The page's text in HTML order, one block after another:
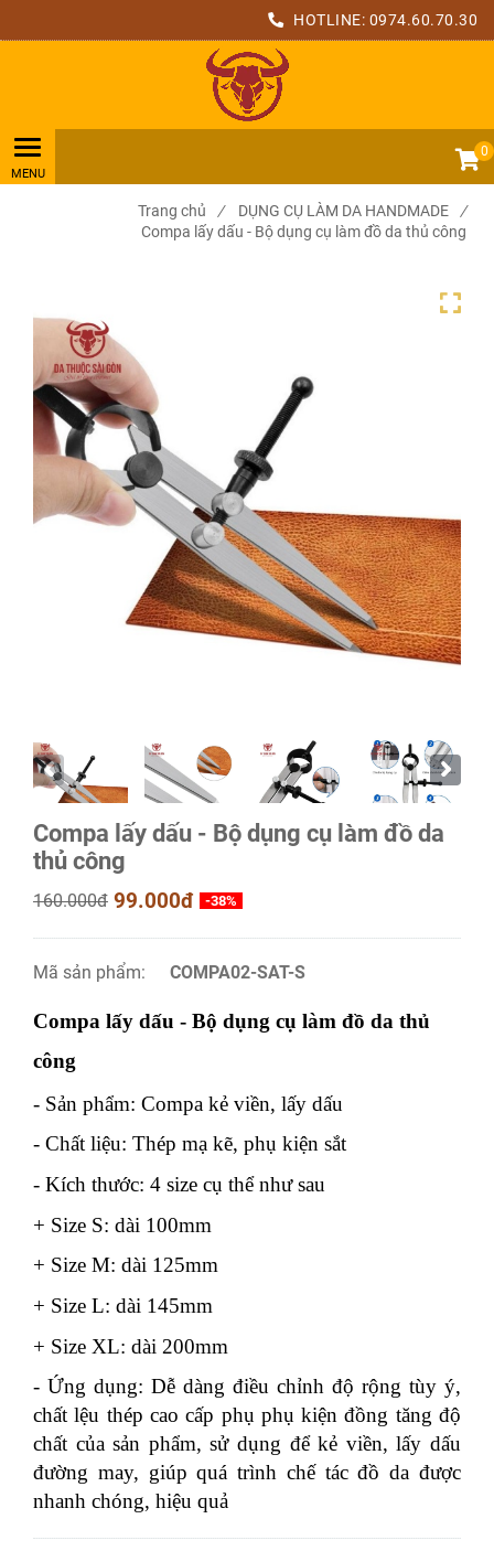
HOTLINE: 0974.60.70.30
0
Trang chủ / DỤNG CỤ LÀM DA HANDMADE
/
Compa lấy dấu - Bộ dụng cụ làm đồ da thủ công
Compa lấy dấu - Bộ dụng cụ làm đồ da
thủ công
160.000đ 99.000đ -38%
Mã sản phẩm: COMPA02-SAT-S
Compa lấy dấu - Bộ dụng cụ làm đồ da thủ
công
- Sản phẩm: Compa kẻ viền, lấy dấu
- Chất liệu: Thép mạ kẽ, phụ kiện sắt
- Kích thước: 4 size cụ thể như sau
+ Size S: dài 100mm
+ Size M: dài 125mm
+ Size L: dài 145mm
+ Size XL: dài 200mm
- Ứng dụng: Dễ dàng điều chỉnh độ rộng tùy ý,
chất lệu thép cao cấp phụ phụ kiện đồng tăng độ
chất của sản phẩm, sử dụng để kẻ viền, lấy dấu
đường may, giúp quá trình chế tác đồ da được
nhanh chóng, hiệu quả